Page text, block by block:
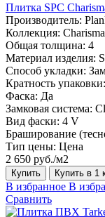
Плитка SPC
Производитель:
Коллекция:
Общая толщина: 4
Материал изделия:
Способ укладки:
Кратность упаковки:
Фаска: Да
Замковая система:
Вид фаски: 4 V
Браширование
Тип цены: Цена
2 650 руб./м2
Купить Купить в 1
В избранное В
Сравнить